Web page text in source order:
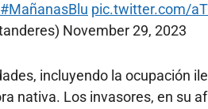
#MañanasBlu pic.twitter.com/
November 29, 2023
incluyendo la ocupación
nativa. Los invasores, en su